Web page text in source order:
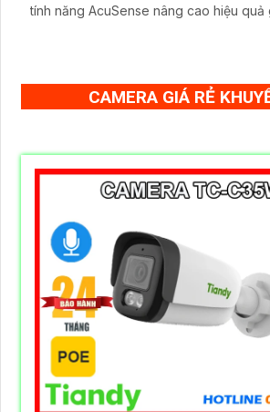
tính năng AcuSense nâng cao hiệu quả
CAMERA GIÁ RẺ